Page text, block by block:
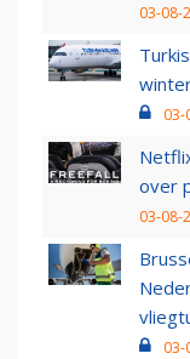
03-08-
03-
over
03-08-
03-